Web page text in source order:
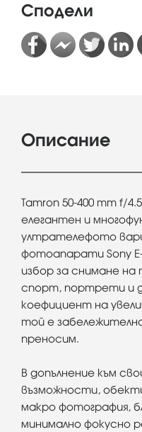
Сподели
Описание
Tamron 50-400 mm f/
елегантен и
ултрателефото
фотоапарати Sony
избор за снимане на
спорт, портрети и
коефициент на
той е
преносим.
В допълнение към
възможности,
макро фотография,
минимално фокусно